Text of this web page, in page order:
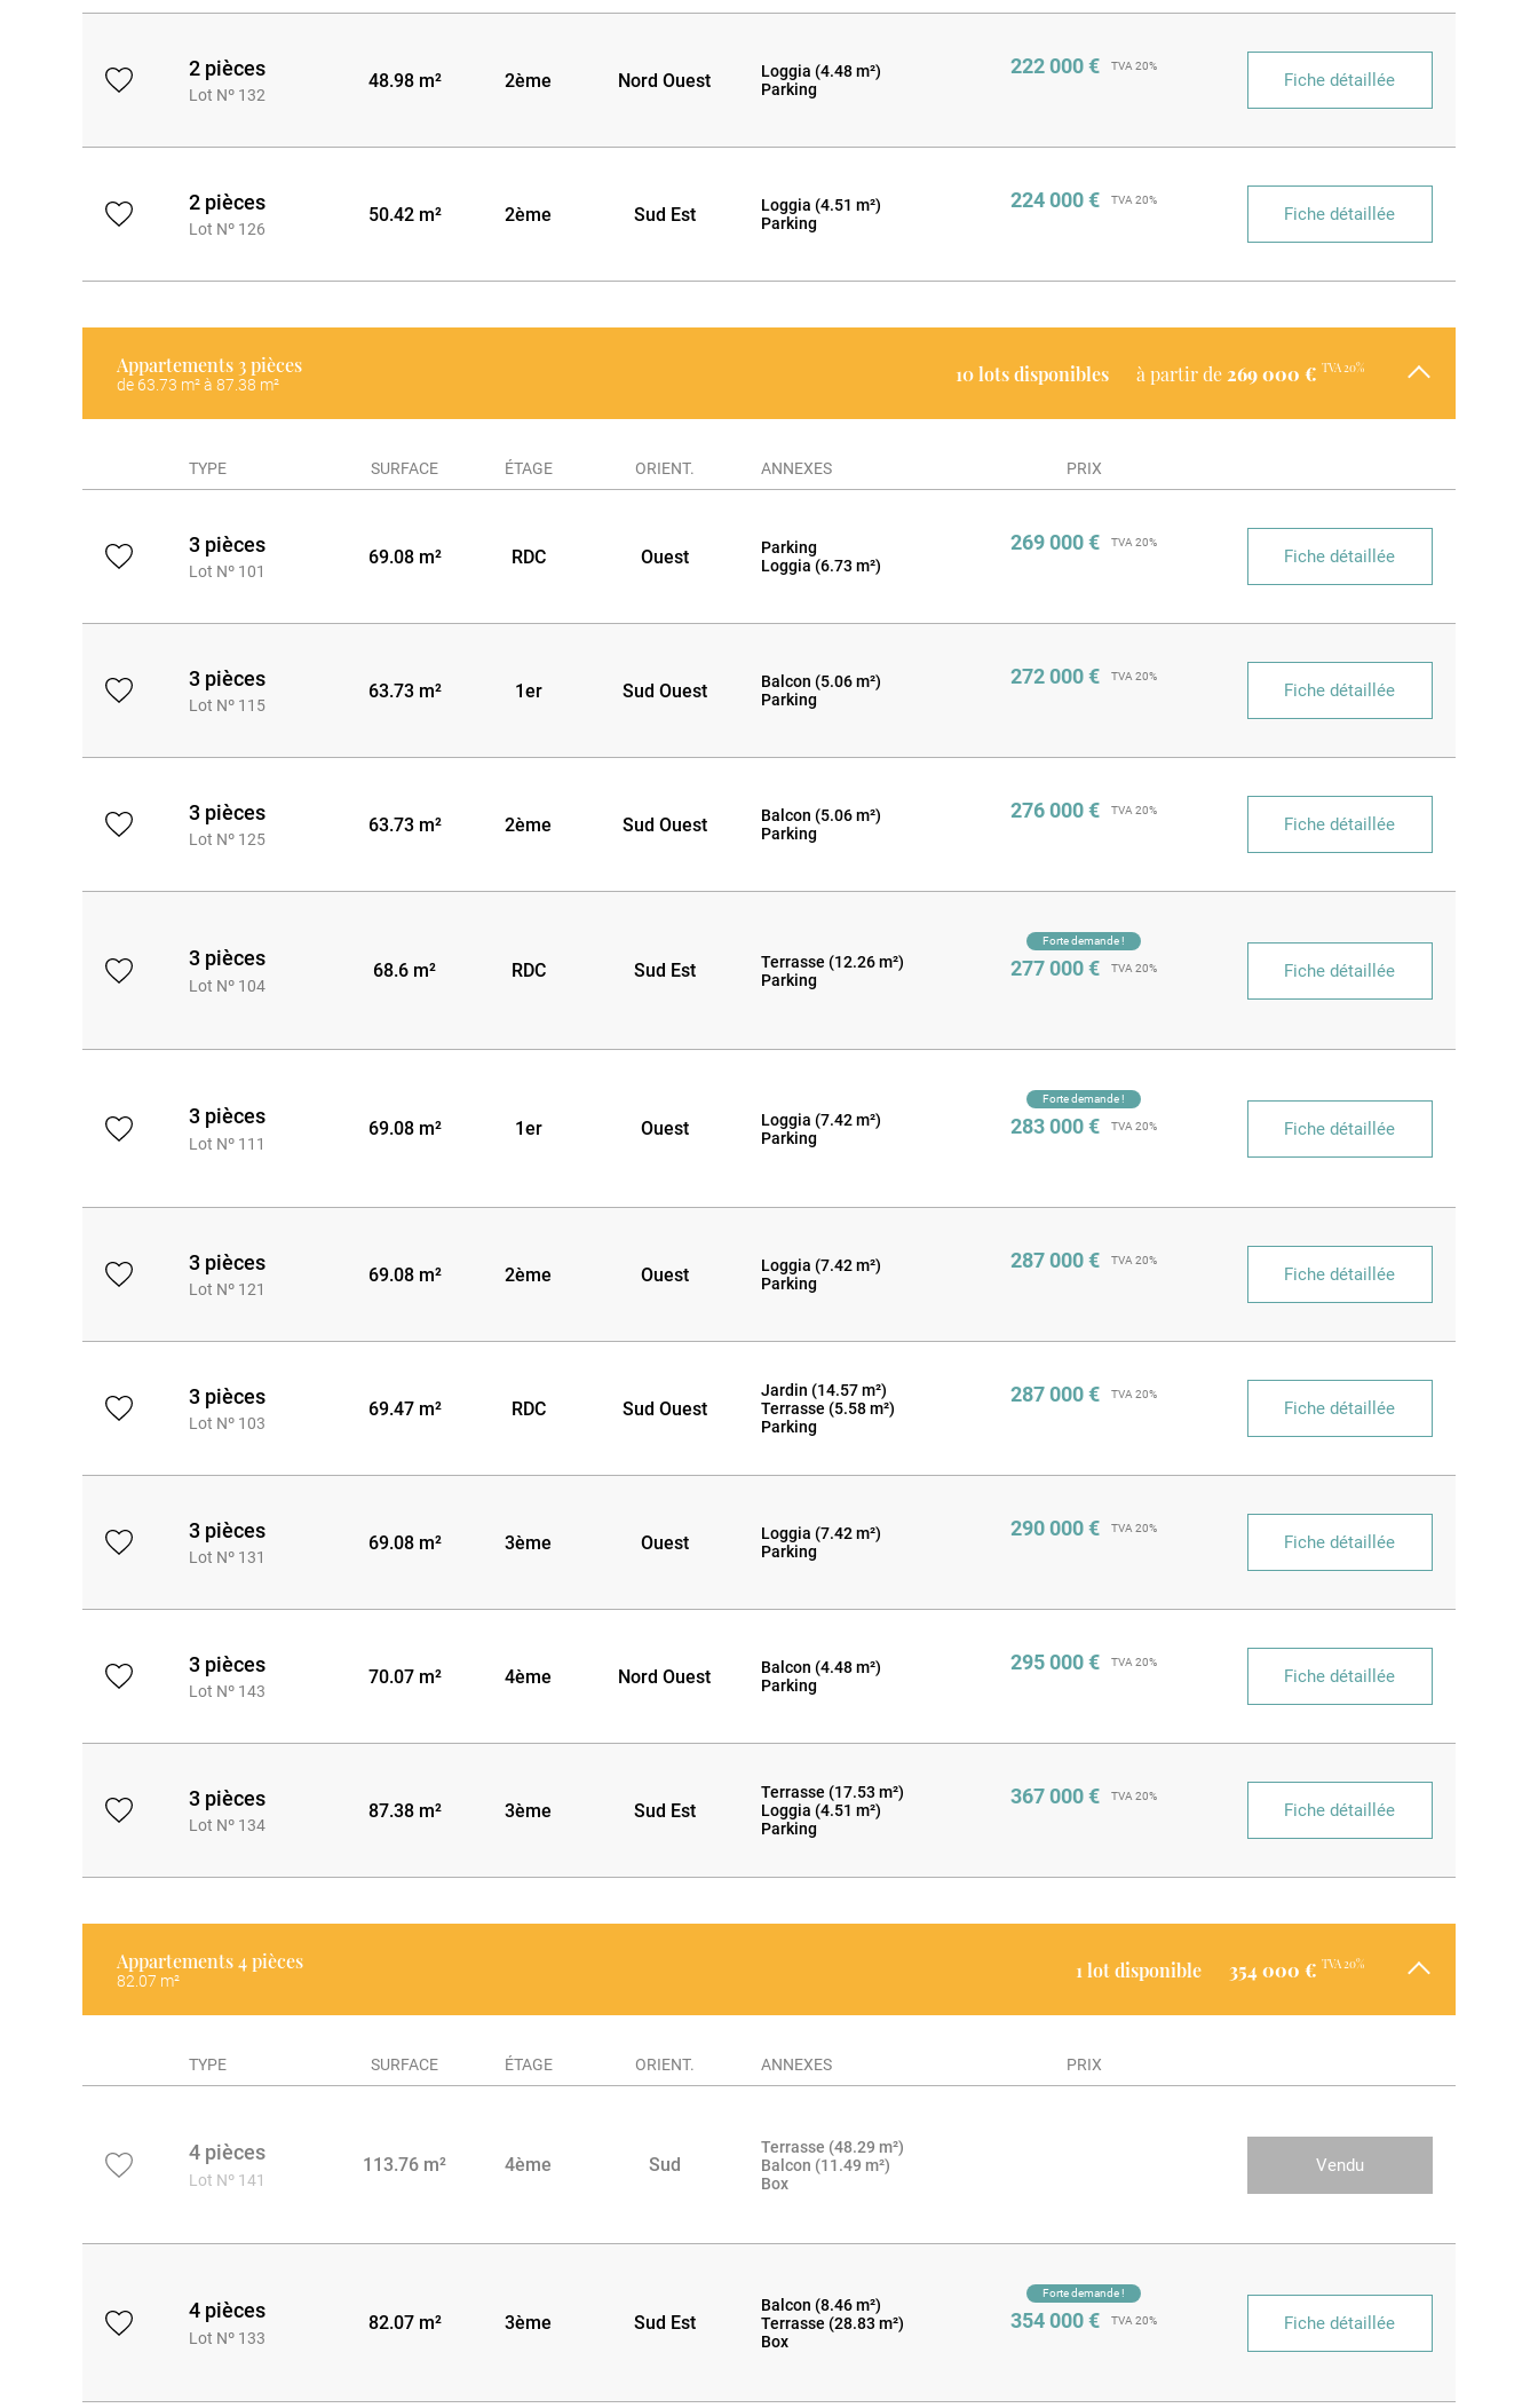
2 pièces
Lot Nº 132
48.98 m² 2ème Nord Ouest
Loggia (4.48 m²)
Parking
TVA 20%
222 000 €
Fiche détaillée
2 pièces
Lot Nº 126
50.42 m² 2ème Sud Est
Loggia (4.51 m²)
Parking
TVA 20%
224 000 €
Fiche détaillée
Appartements 3 pièces
de 63.73 m² à 87.38 m² 10 lots disponibles à partir de 269 000 € TVA 20%
TYPE SURFACE ÉTAGE ORIENT. ANNEXES PRIX
3 pièces
Lot Nº 101
69.08 m² RDC Ouest
Parking
Loggia (6.73 m²)
TVA 20%
269 000 €
Fiche détaillée
3 pièces
Lot Nº 115
63.73 m² 1er Sud Ouest
Balcon (5.06 m²)
Parking
TVA 20%
272 000 €
Fiche détaillée
3 pièces
Lot Nº 125
63.73 m² 2ème Sud Ouest
Balcon (5.06 m²)
Parking
TVA 20%
276 000 €
Fiche détaillée
3 pièces
Lot Nº 104
68.6 m² RDC Sud Est
Terrasse (12.26 m²)
Parking
Forte demande !
TVA 20%
277 000 € Fiche détaillée
3 pièces
Lot Nº 111
69.08 m² 1er Ouest
Loggia (7.42 m²)
Parking
Forte demande !
TVA 20%
283 000 € Fiche détaillée
3 pièces
Lot Nº 121
69.08 m² 2ème Ouest
Loggia (7.42 m²)
Parking
TVA 20%
287 000 €
Fiche détaillée
3 pièces
Lot Nº 103
69.47 m² RDC Sud Ouest
Jardin (14.57 m²)
Terrasse (5.58 m²)
Parking
TVA 20%
287 000 €
Fiche détaillée
3 pièces
Lot Nº 131
69.08 m² 3ème Ouest
Loggia (7.42 m²)
Parking
TVA 20%
290 000 €
Fiche détaillée
3 pièces
Lot Nº 143
70.07 m² 4ème Nord Ouest
Balcon (4.48 m²)
Parking
TVA 20%
295 000 €
Fiche détaillée
3 pièces
Lot Nº 134
87.38 m² 3ème Sud Est
Terrasse (17.53 m²)
Loggia (4.51 m²)
Parking
TVA 20%
367 000 €
Fiche détaillée
Appartements4 pièces
82.07 m² 1 lot disponible 354 000 € TVA 20%
TYPE SURFACE ÉTAGE ORIENT. ANNEXES PRIX
4 pièces
Lot Nº 141
113.76 m² 4ème Sud
Terrasse (48.29 m²)
Balcon (11.49 m²)
Box
Vendu
4 pièces
Lot Nº 133
82.07 m² 3ème Sud Est
Balcon (8.46 m²)
Terrasse (28.83 m²)
Box
Forte demande !
TVA 20%
354 000 € Fiche détaillée